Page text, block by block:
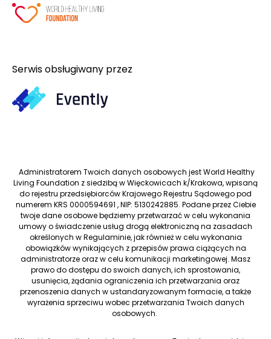
Serwis obsługiwany przez
Administratorem Twoich danych osobowych jest World Healthy
Living Foundation z siedzibą w Więckowicach k/Krakowa, wpisaną
do rejestru przedsiębiorców Krajowego Rejestru Sądowego pod
numerem KRS 0000594691 , NIP: 5130242885. Podane przez Ciebie
twoje dane osobowe będziemy przetwarzać w celu wykonania
umowy o świadczenie usług drogą elektroniczną na zasadach
określonych w Regulaminie, jak również w celu wykonania
obowiązków wynikających z przepisów prawa ciążących na
administratorze oraz w celu komunikacji marketingowej. Masz
prawo do dostępu do swoich danych, ich sprostowania,
usunięcia, żądania ograniczenia ich przetwarzania oraz
przenoszenia danych w ustandaryzowanym formacie, a także
wyrażenia sprzeciwu wobec przetwarzania Twoich danych
osobowych.